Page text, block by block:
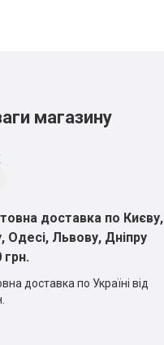
магазину
доставка по Києву,
Одесі, Львову, Дніпру
грн.
доставка по Україні від